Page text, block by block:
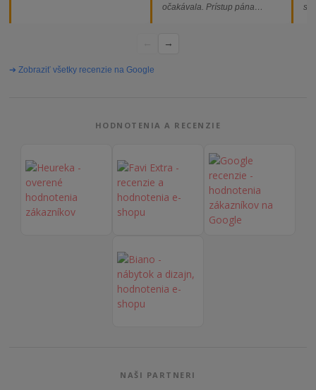
očakávala. Prístup pána
problémov. Vrele odporúčam!“
→
➔ Zobraziť všetky recenzie na Google
HODNOTENIA A RECENZIE
NAŠI PARTNERI